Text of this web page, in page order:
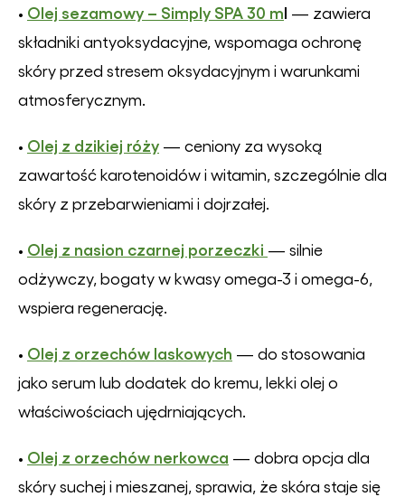
• Olej sezamowy – Simply SPA 30 ml — zawiera
składniki antyoksydacyjne, wspomaga ochronę
skóry przed stresem oksydacyjnym i warunkami
atmosferycznym.
• Olej z dzikiej róży — ceniony za wysoką
zawartość karotenoidów i witamin, szczególnie dla
skóry z przebarwieniami i dojrzałej.
• Olej z nasion czarnej porzeczki — silnie
odżywczy, bogaty w kwasy omega-3 i omega-6,
wspiera regenerację.
• Olej z orzechów laskowych — do stosowania
jako serum lub dodatek do kremu, lekki olej o
właściwościach ujędrniających.
• Olej z orzechów nerkowca — dobra opcja dla
skóry suchej i mieszanej, sprawia, że skóra staje się